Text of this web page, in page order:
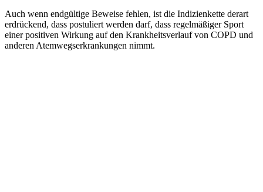
Auch wenn endgültige Beweise fehlen, ist die Indizienkette derart
erdrückend, dass postuliert werden darf, dass regelmäßiger Sport
einer positiven Wirkung auf den Krankheitsverlauf von COPD und
anderen Atemwegserkrankungen nimmt.